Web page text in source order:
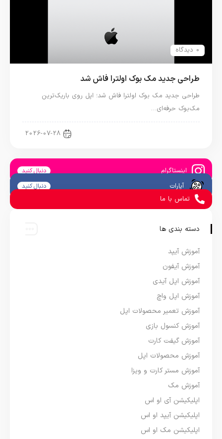
0 دیدگاه
طراحی جدید مک بوک اولترا فاش شد
طراحی جدید مک بوک اولترا فاش شد؛ اپل روی باریک‌ترین
مک‌بوک حرفه‌ای…
2026-07-28
اینستاگرام دنبال کنید
آپارات دنبال کنید
تماس با ما
دسته بندی ها
آموزش آیپد
آموزش آیفون
آموزش اپل آیدی
آموزش اپل واچ
آموزش تعمیر محصولات اپل
آموزش کنسول بازی
آموزش گیفت کارت
آموزش محصولات اپل
آموزش مستر کارت و ویزا
آموزش مک
اپلیکیشن آی او اس
اپلیکیشن آیپد او اس
اپلیکیشن مک او اس